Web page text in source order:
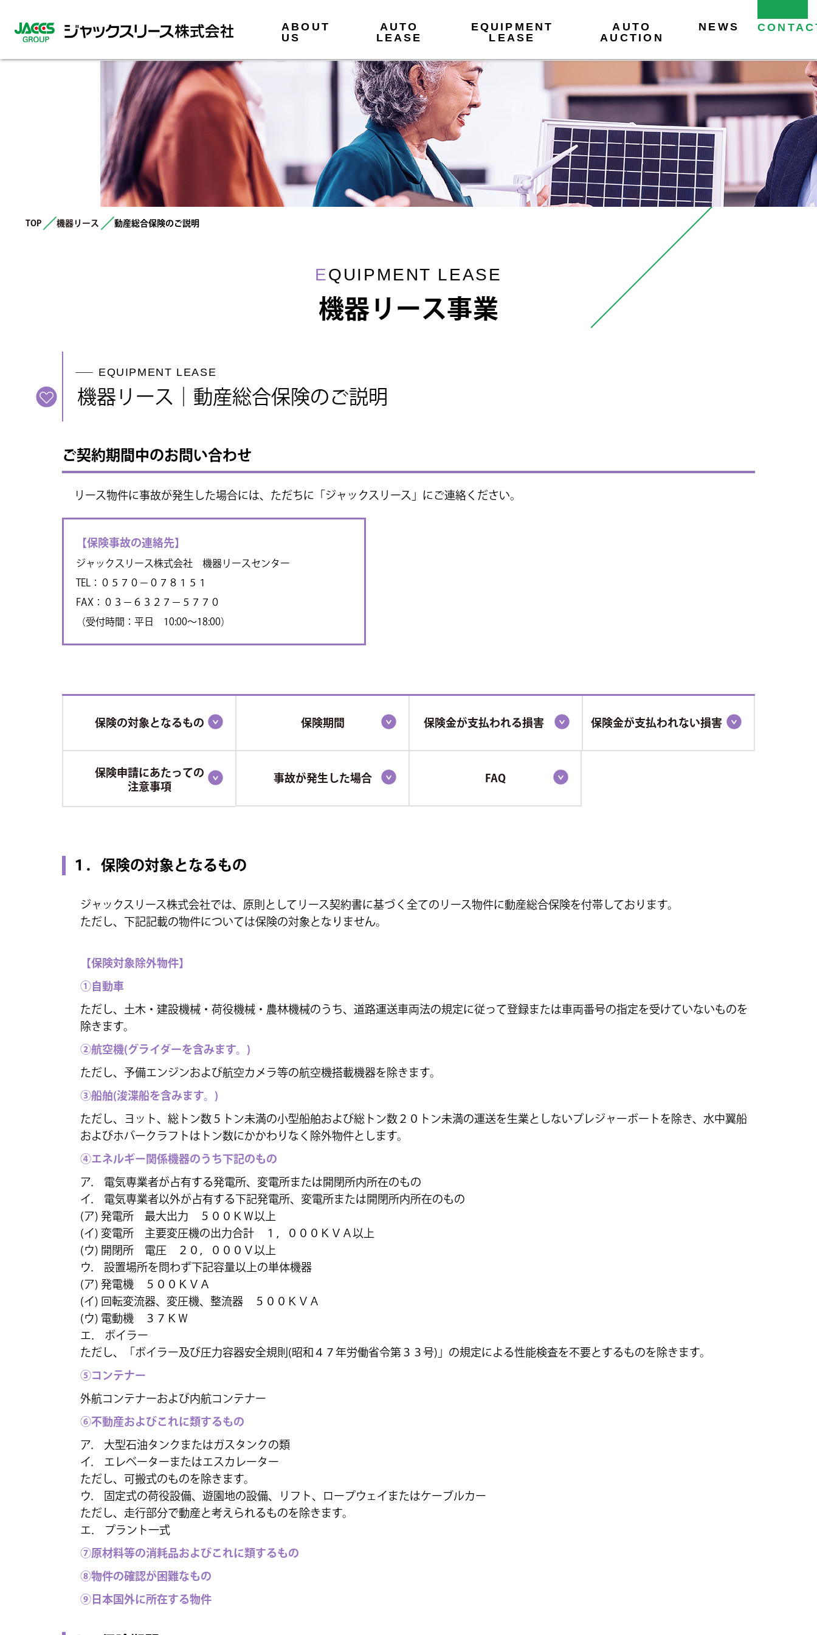
ABOUT
US
AUTO
LEASE
AUTO LEASE
オートリース事業
ご検討中・ご契約中のお客さま
はじめての方へ
ご契約期間中のお問い合わせ
販売店のみなさま
各種変更について
リース見積のご依頼
EQUIPMENT
LEASE
EQUIPMENT LEASE
機器リース事業
ご検討中・ご契約中のお客さま
はじめての方へ
ご契約期間中のお問い合わせ
販売店のみなさま
各種変更について
AUTO
AUCTION
AUTO AUCTION
オークション事業
商品・サービスについて ログインページ
NEWS
TOP 機器リース 動産総合保険のご説明
EQUIPMENT LEASE
機器リース事業
EQUIPMENT LEASE
機器リース│動産総合保険のご説明
ご契約期間中のお問い合わせ
リース物件に事故が発生した場合には、ただちに「ジャックスリース」にご連絡ください。
【保険事故の連絡先】
ジャックスリース株式会社 機器リースセンター
TEL：０５７０－０７８１５１
FAX：０３－６３２７－５７７０
（受付時間：平日 10:00～18:00）
保険の対象となるもの 保険期間 保険金が支払われる損害 保険金が支払われない損害
保険申請にあたっての
注意事項
事故が発生した場合 FAQ
１．保険の対象となるもの
ジャックスリース株式会社では、原則としてリース契約書に基づく全てのリース物件に動産総合保険を付帯しております。
ただし、下記記載の物件については保険の対象となりません。
【保険対象除外物件】
①自動車
ただし、土木・建設機械・荷役機械・農林機械のうち、道路運送車両法の規定に従って登録または車両番号の指定を受けていないものを
除きます。
②航空機(グライダーを含みます。)
ただし、予備エンジンおよび航空カメラ等の航空機搭載機器を除きます。
③船舶(浚渫船を含みます。)
ただし、ヨット、総トン数５トン未満の小型船舶および総トン数２０トン未満の運送を生業としないプレジャーボートを除き、水中翼船
およびホバークラフトはトン数にかかわりなく除外物件とします。
④エネルギー関係機器のうち下記のもの
ア． 電気専業者が占有する発電所、変電所または開閉所内所在のもの
イ． 電気専業者以外が占有する下記発電所、変電所または開閉所内所在のもの
(ア) 発電所 最大出力 ５００ＫＷ以上
(イ) 変電所 主要変圧機の出力合計 １，０００ＫＶＡ以上
(ウ) 開閉所 電圧 ２０，０００Ｖ以上
ウ． 設置場所を問わず下記容量以上の単体機器
(ア) 発電機 ５００ＫＶＡ
(イ) 回転変流器、変圧機、整流器 ５００ＫＶＡ
(ウ) 電動機 ３７ＫＷ
エ． ボイラー
ただし、「ボイラー及び圧力容器安全規則(昭和４７年労働省令第３３号)」の規定による性能検査を不要とするものを除きます。
⑤コンテナー
外航コンテナーおよび内航コンテナー
⑥不動産およびこれに類するもの
ア． 大型石油タンクまたはガスタンクの類
イ． エレベーターまたはエスカレーター
ただし、可搬式のものを除きます。
ウ． 固定式の荷役設備、遊園地の設備、リフト、ロープウェイまたはケーブルカー
ただし、走行部分で動産と考えられるものを除きます。
エ． プラント一式
⑦原材料等の消耗品およびこれに類するもの
⑧物件の確認が困難なもの
⑨日本国外に所在する物件